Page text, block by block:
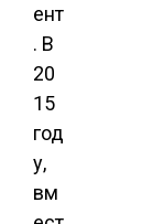
ент
. В
20
15
год
у,
вм